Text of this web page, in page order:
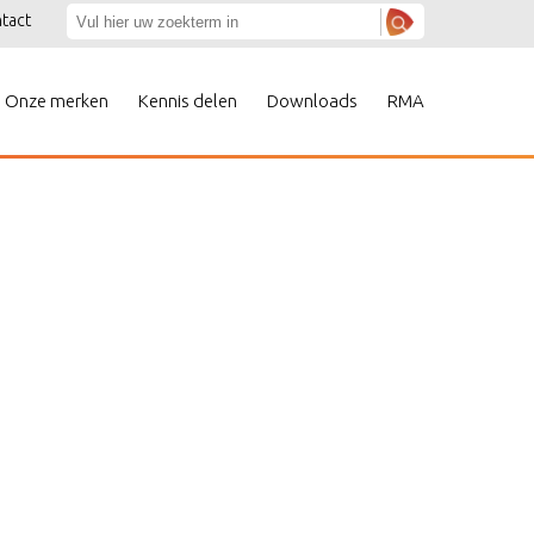
Onze merken Kennis delen Downloads RMA